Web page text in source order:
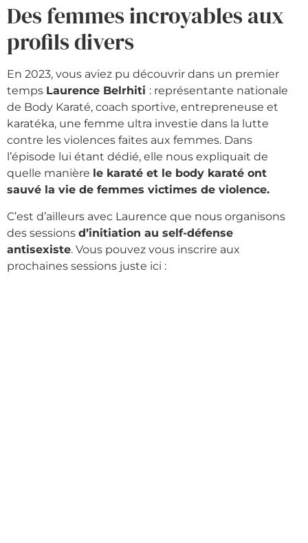
Des femmes incroyables aux
profils divers
En 2023, vous aviez pu découvrir dans un premier
temps Laurence Belrhiti : représentante nationale
de Body Karaté, coach sportive, entrepreneuse et
karatéka, une femme ultra investie dans la lutte
contre les violences faites aux femmes. Dans
l’épisode lui étant dédié, elle nous expliquait de
quelle manière le karaté et le body karaté ont
sauvé la vie de femmes victimes de violence.
C’est d’ailleurs avec Laurence que nous organisons
des sessions d’initiation au self-défense
antisexiste. Vous pouvez vous inscrire aux
prochaines sessions juste ici :